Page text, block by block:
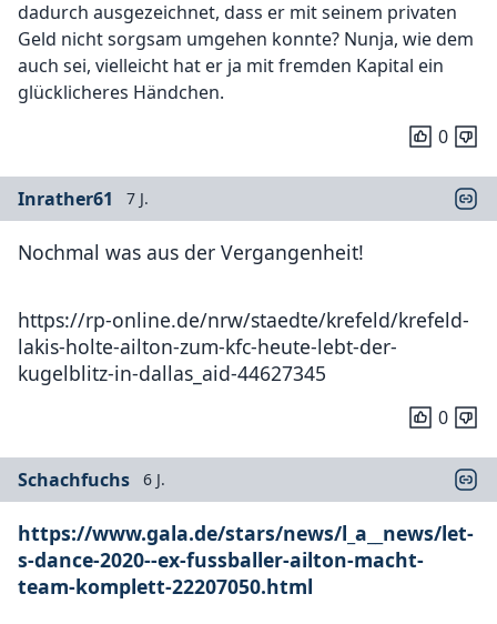
dadurch ausgezeichnet, dass er mit seinem privaten
Geld nicht sorgsam umgehen konnte? Nunja, wie dem
auch sei, vielleicht hat er ja mit fremden Kapital ein
glücklicheres Händchen.
0
Inrather61 7 J.
Nochmal was aus der Vergangenheit!
https://rp-online.de/nrw/staedte/krefeld/krefeld-
lakis-holte-ailton-zum-kfc-heute-lebt-der-
kugelblitz-in-dallas_aid-44627345
0
Schachfuchs 6 J.
https://www.gala.de/stars/news/l_a__news/let-
s-dance-2020--ex-fussballer-ailton-macht-
team-komplett-22207050.html